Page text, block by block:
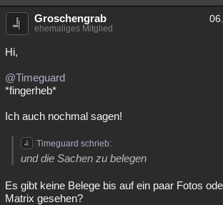
Groschengrab
ehemaliges Mitglied
Hi,
@Timeguard
*fingerheb*
Ich auch nochmal sagen!
Timeguard schrieb:
und die Sachen zu belegen
Es gibt keine Belege bis auf ein paar Fotos
Matrix gesehen?